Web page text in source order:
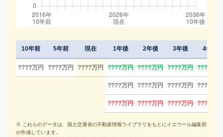
10年前 5年前 現在
????万円 ????万円 ????万円
1年後 2年後 3年後 4年後
????万円 ????万円 ????万円 ????万円
????万円 ????万円 ????万円 ????万円
????万円 ????万円 ????万円 ????万円
※ これらのデータは、国土交通省の不動産情報ライブラリをもとにイエウール編集部
が作成しています。